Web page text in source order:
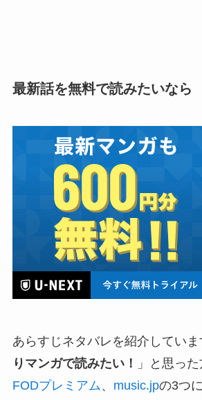
最新話を無料で読みたいなら
あらすじネタバレを紹介していま
りマンガで読みたい！
」と思った
FODプレミアム、 music.jpの3つ